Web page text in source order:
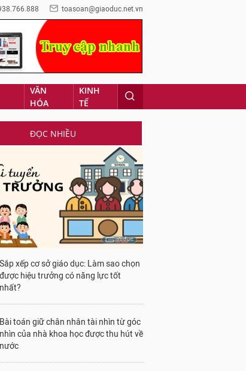
toasoan@giaoduc.net.vn
VĂN
HÓA
KINH
TẾ
ĐỌC NHIỀU
Sắp xếp cơ sở giáo dục: Làm sao chọn
được hiệu trưởng có năng lực tốt
nhất?
Bài toán giữ chân nhân tài nhìn từ góc
nhìn của nhà khoa học được thu hút về
nước